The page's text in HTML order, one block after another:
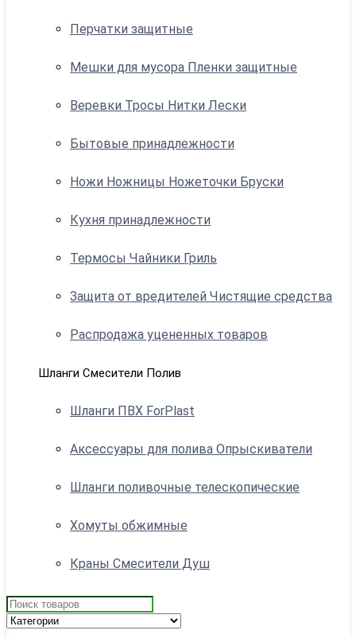
Перчатки защитные
Мешки для мусора Пленки защитные
Веревки Тросы Нитки Лески
Бытовые принадлежности
Ножи Ножницы Ножеточки Бруски
Кухня принадлежности
Термосы Чайники Гриль
Защита от вредителей Чистящие средства
Распродажа уцененных товаров
Шланги Смесители Полив
Шланги ПВХ ForPlast
Аксессуары для полива Опрыскиватели
Шланги поливочные телескопические
Хомуты обжимные
Краны Смесители Душ
Search
for: